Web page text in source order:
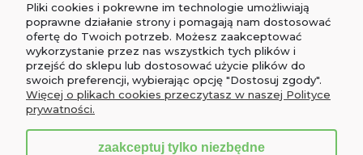
INFORMACJE
O NAS
Pliki cookies i pokrewne im technologie umożliwiają
poprawne działanie strony i pomagają nam dostosować
ofertę do Twoich potrzeb. Możesz zaakceptować
wykorzystanie przez nas wszystkich tych plików i
przejść do sklepu lub dostosować użycie plików do
swoich preferencji, wybierając opcję "Dostosuj zgody".
Więcej o plikach cookies przeczytasz w naszej Polityce
prywatności.
zaakceptuj tylko niezbędne